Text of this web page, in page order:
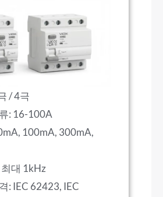
/ 4극
: 16-100A
100mA, 300mA,
대 1kHz
: IEC 62423, IEC